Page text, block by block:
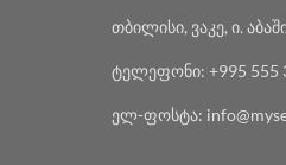
თბილისი, ვაკე, ი.
ტელეფონი: +995 555
ელ-ფოსტა: